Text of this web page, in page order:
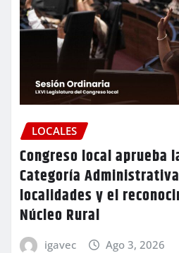
LOCALES
Congreso local aprueba
Categoría
localidades y el
Núcleo Rural
igavec Ago 3, 2026